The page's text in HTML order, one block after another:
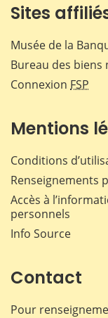
Sites
Musée de la
Bureau des biens
Connexion FSP
Mentions
Conditions
Renseignements
Accès à
personnels
Info Source
Contact
Pour